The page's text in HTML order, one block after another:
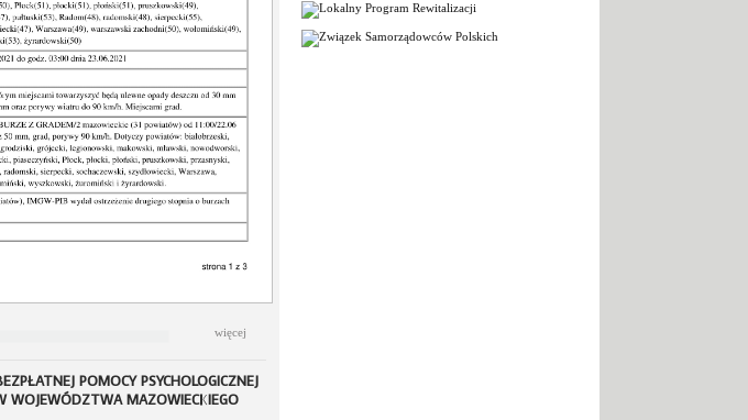
więcej
POMOCY PSYCHOLOGICZNEJ
WOJEWÓDZTWA MAZOWIECKIEGO